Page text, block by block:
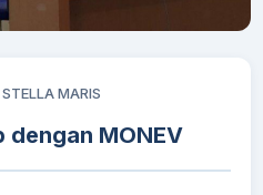
MARIS
dengan MONEV